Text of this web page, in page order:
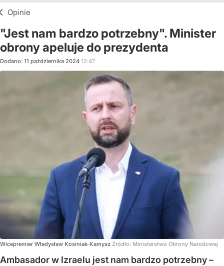
Opinie
"Jest nam bardzo potrzebny". Minister
obrony apeluje do prezydenta
Dodano: 11 października 2024 12:47
Wicepremier Władysław Kosiniak-Kamysz Źródło: Ministerstwo Obrony Narodowej
Ambasador w Izraelu jest nam bardzo potrzebny –